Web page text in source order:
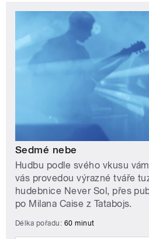
Sedmé nebe
Hudbu podle svého vkusu
vás provedou výrazné tváře
hudebnice Never Sol, přes
po Milana Caise z Tatabojs.
Délka pořadu: 60 minut